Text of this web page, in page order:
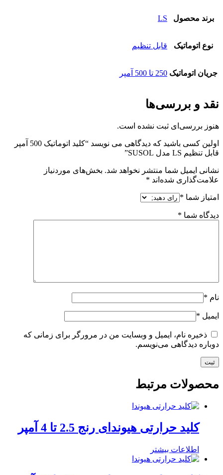
برند محصول LS
نوع اتوماتیک قابل تنظیم
جریان اتوماتیک 250 تا 500 آمپر
نقد و بررسی‌ها
هنوز بررسی‌ای ثبت نشده است.
اولین کسی باشید که دیدگاهی می نویسد “کلید اتوماتیک 500 آمپر
قابل تنظیم LS مدل SUSOL”
نشانی ایمیل شما منتشر نخواهد شد. بخش‌های موردنیاز
علامت‌گذاری شده‌اند *
امتیاز شما *
دیدگاه شما *
نام *
ایمیل *
ذخیره نام، ایمیل و وبسایت من در مرورگر برای زمانی که
دوباره دیدگاهی می‌نویسم.
محصولات مرتبط
کلید حرارتی هیوندای رنج 2.5 تا 4 آمپر
اطلاعات بیشتر